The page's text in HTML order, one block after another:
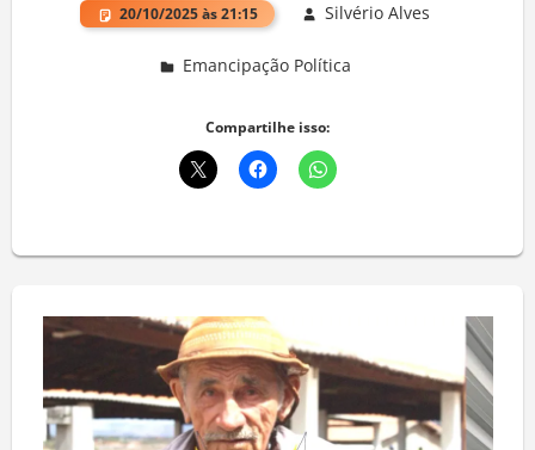
20/10/2025 às 21:15 Silvério Alves
Emancipação Política
Compartilhe isso: